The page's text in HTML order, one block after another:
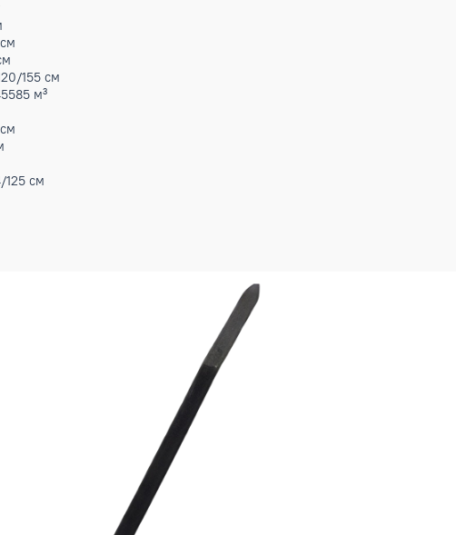
R410A
100 Па
-15…+43°С
-15…+24°С
0.487359375 м³
12.4 А
Скрытый монтаж; Низкий уровень шума.
Авторестарт; Таймер.